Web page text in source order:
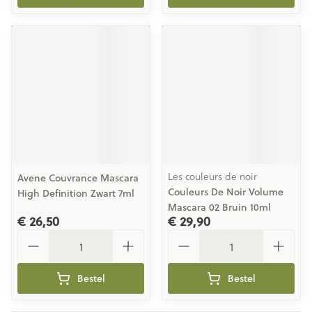
Avene Couvrance Mascara
High Definition Zwart 7ml
€ 26,50
Bestel
Les couleurs de noir
Couleurs De Noir Volume
Mascara 02 Bruin 10ml
€ 29,90
Bestel